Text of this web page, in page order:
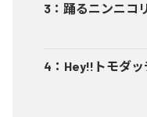
3 ： 踊るニンニコ
4 ： Hey!!トモダ